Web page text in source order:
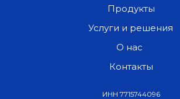
ИНН 7715744096
Продукты
О нас
Контакты
Услуги и решения